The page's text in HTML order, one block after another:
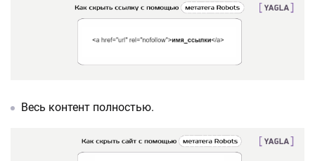
Весь контент полностью.